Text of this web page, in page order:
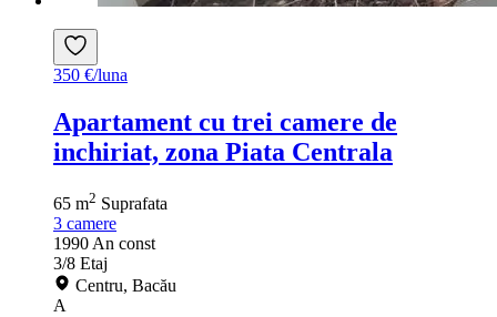
350 €/luna
Apartament cu trei camere de
inchiriat, zona Piata Centrala
65 m2 Suprafata
3 camere
1990 An const
3/8 Etaj
Centru, Bacău
A